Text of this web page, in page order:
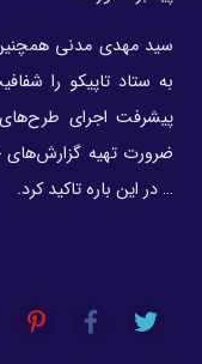
سید مهدی مدنی
به ستاد تاپیکو را
پیشرفت اجرای
ضرورت تهیه گزارش‌های
… در این باره تاکید کرد.